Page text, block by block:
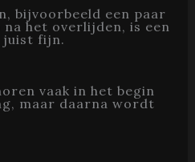
bijvoorbeeld een paar
het overlijden, is een
juist fijn.
vaak in het begin
maar daarna wordt